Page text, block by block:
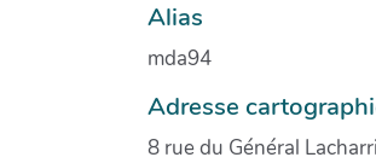
Alias
mda94
Adresse
8 rue du Général